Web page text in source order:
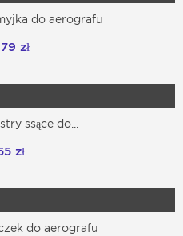
do aerografu
zł
ssące do...
zł
do aerografu